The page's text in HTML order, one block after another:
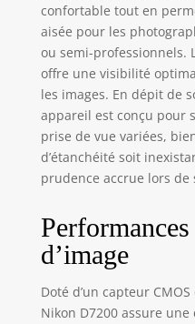
confortable tout en
aisée pour les
ou semi-professionnels.
offre une visibilité
les images. En dépit de
appareil est conçu pour
prise de vue variées,
d’étanchéité soit
prudence accrue lors
d’image
Doté d’un capteur
Nikon D7200 assure une